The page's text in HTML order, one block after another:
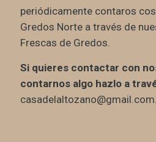
periódicamente contaros
Gredos Norte a través de
Frescas de Gredos.
Si quieres contactar con
contarnos algo hazlo a
casadelaltozano@gmail.com.